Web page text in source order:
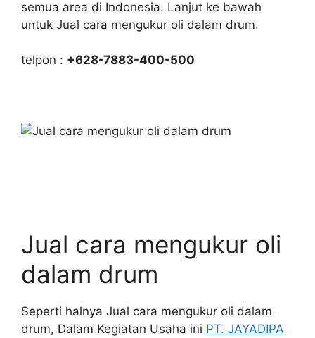
semua area di Indonesia. Lanjut ke bawah
untuk Jual cara mengukur oli dalam drum.
telpon : +628-7883-400-500
Jual cara mengukur oli
dalam drum
Seperti halnya Jual cara mengukur oli dalam
drum, Dalam Kegiatan Usaha ini PT. JAYADIPA